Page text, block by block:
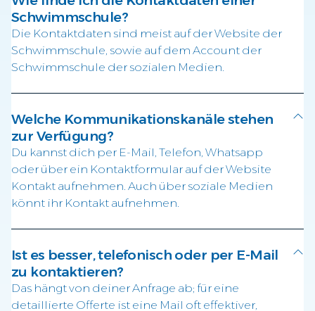
Schwimmschule?
Die Kontaktdaten sind meist auf der Website der
Schwimmschule, sowie auf dem Account der
Schwimmschule der sozialen Medien.
Welche Kommunikationskanäle stehen
zur Verfügung?
Du kannst dich per E-Mail, Telefon, Whatsapp
oder über ein Kontaktformular auf der Website
Kontakt aufnehmen. Auch über soziale Medien
könnt ihr Kontakt aufnehmen.
Ist es besser, telefonisch oder per E-Mail
zu kontaktieren?
Das hängt von deiner Anfrage ab; für eine
detaillierte Offerte ist eine Mail oft effektiver,